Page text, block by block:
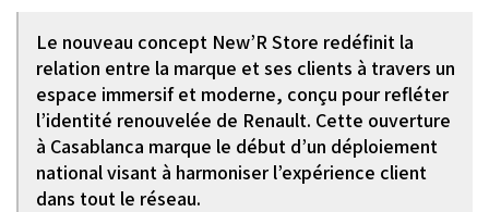
Le nouveau concept New’R Store redéfinit la
relation entre la marque et ses clients à travers un
espace immersif et moderne, conçu pour refléter
l’identité renouvelée de Renault. Cette ouverture
à Casablanca marque le début d’un déploiement
national visant à harmoniser l’expérience client
dans tout le réseau.